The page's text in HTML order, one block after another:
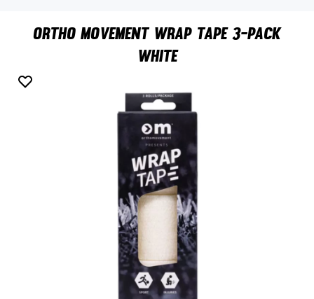
Ortho Movement Wrap Tape 3-Pack
White